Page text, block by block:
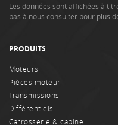
Les données sont affichées à
pas à nous consulter pour plus
PRODUITS
Moteurs
Pièces moteur
Transmissions
Différentiels
Carrosserie & cabine